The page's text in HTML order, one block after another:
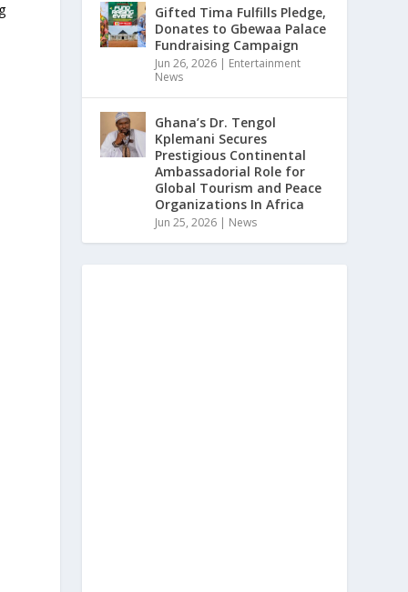
Gifted Tima Fulfills Pledge,
Donates to Gbewaa Palace
Fundraising Campaign
Jun 26, 2026 | Entertainment
News
Ghana’s Dr. Tengol
Kplemani Secures
Prestigious Continental
Ambassadorial Role for
Global Tourism and Peace
Organizations In Africa
Jun 25, 2026 | News